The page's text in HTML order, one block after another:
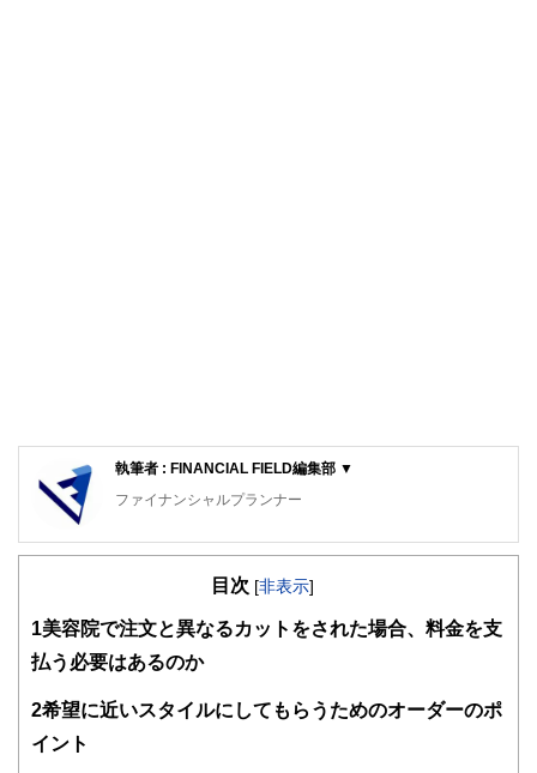
執筆者 : FINANCIAL FIELD編集部 ▼
ファイナンシャルプランナー
FinancialField編集部は、金融、経済に関する記事を、日々
知識がない方でも理解できるようわかりやすく発信していま
得者を中心に「お金や暮らし」に関する書籍・雑誌の編集経
関わることで、読者目線のコンテンツを追求しています。
目次 [非表示]
1 美容院で注文と異なるカットをされた場合、料金を支
払う必要はあるのか
2希望に近いスタイルにしてもらうためのオーダーのポ
イント